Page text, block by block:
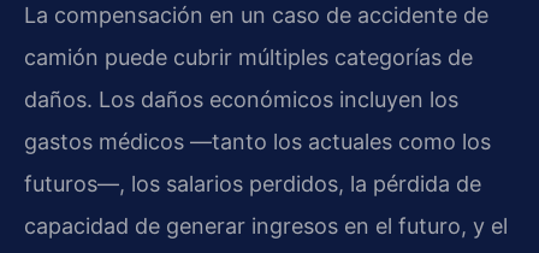
La compensación en un caso de accidente de
camión puede cubrir múltiples categorías de
daños. Los daños económicos incluyen los
gastos médicos —tanto los actuales como los
futuros—, los salarios perdidos, la pérdida de
capacidad de generar ingresos en el futuro, y el